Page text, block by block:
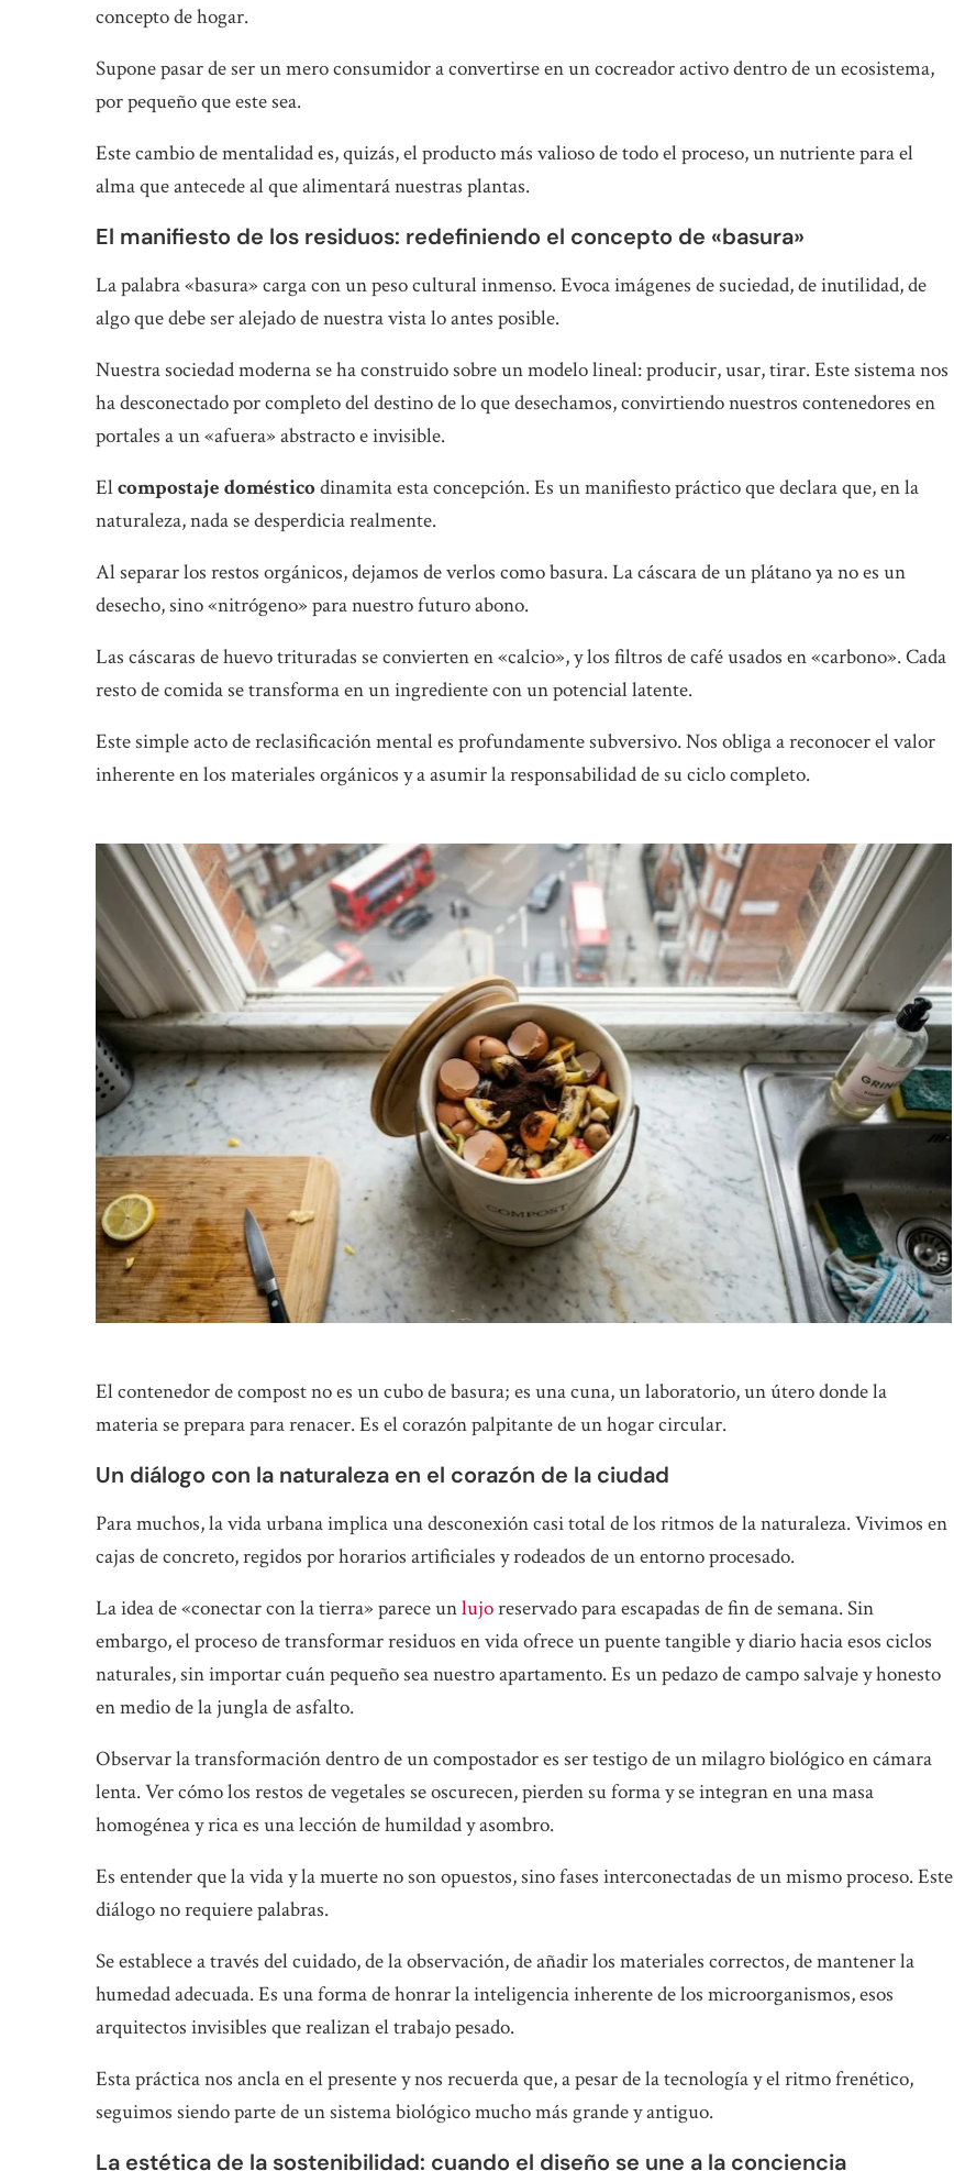
concepto de hogar.
Supone pasar de ser un mero consumidor a convertirse en un cocreador activo dentro de un ecosistema,
por pequeño que este sea.
Este cambio de mentalidad es, quizás, el producto más valioso de todo el proceso, un nutriente para el
alma que antecede al que alimentará nuestras plantas.
El manifiesto de los residuos: redefiniendo el concepto de «basura»
La palabra «basura» carga con un peso cultural inmenso. Evoca imágenes de suciedad, de inutilidad, de
algo que debe ser alejado de nuestra vista lo antes posible.
Nuestra sociedad moderna se ha construido sobre un modelo lineal: producir, usar, tirar. Este sistema nos
ha desconectado por completo del destino de lo que desechamos, convirtiendo nuestros contenedores en
portales a un «afuera» abstracto e invisible.
Elcompostaje domésticodinamita esta concepción. Es un manifiesto práctico que declara que, en la
naturaleza, nada se desperdicia realmente.
Al separar los restos orgánicos, dejamos de verlos como basura. La cáscara de un plátano ya no es un
desecho, sino «nitrógeno» para nuestro futuro abono.
Las cáscaras de huevo trituradas se convierten en «calcio», y los filtros de café usados en «carbono». Cada
resto de comida se transforma en un ingrediente con un potencial latente.
Este simple acto de reclasificación mental es profundamente subversivo. Nos obliga a reconocer el valor
inherente en los materiales orgánicos y a asumir la responsabilidad de su ciclo completo.
El contenedor de compost no es un cubo de basura; es una cuna, un laboratorio, un útero donde la
materia se prepara para renacer. Es el corazón palpitante de un hogar circular.
Un diálogo con la naturaleza en el corazón de la ciudad
Para muchos, la vida urbana implica una desconexión casi total de los ritmos de la naturaleza. Vivimos en
cajas de concreto, regidos por horarios artificiales y rodeados de un entorno procesado.
La idea de «conectar con la tierra» parece unlujoreservado para escapadas de fin de semana. Sin
embargo, el proceso de transformar residuos en vida ofrece un puente tangible y diario hacia esos ciclos
naturales, sin importar cuán pequeño sea nuestro apartamento. Es un pedazo de campo salvaje y honesto
en medio de la jungla de asfalto.
Observar la transformación dentro de un compostador es ser testigo de un milagro biológico en cámara
lenta. Ver cómo los restos de vegetales se oscurecen, pierden su forma y se integran en una masa
homogénea y rica es una lección de humildad y asombro.
Es entender que la vida y la muerte no son opuestos, sino fases interconectadas de un mismo proceso. Este
diálogo no requiere palabras.
Se establece a través del cuidado, de la observación, de añadir los materiales correctos, de mantener la
humedad adecuada. Es una forma de honrar la inteligencia inherente de los microorganismos, esos
arquitectos invisibles que realizan el trabajo pesado.
Esta práctica nos ancla en el presente y nos recuerda que, a pesar de la tecnología y el ritmo frenético,
seguimos siendo parte de un sistema biológico mucho más grande y antiguo.
La estética de la sostenibilidad: cuando el diseño se une a la conciencia